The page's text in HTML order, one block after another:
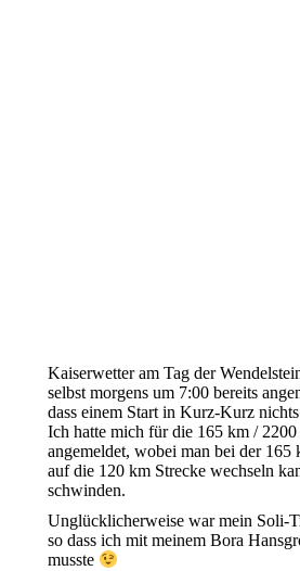
Kaiserwetter am Tag der
selbst morgens um 7:00 bereits
dass einem Start in Kurz-Kurz
Ich hatte mich für die 165 km / 2200
angemeldet, wobei man bei der 165
auf die 120 km Strecke wechseln
schwinden.
Unglücklicherweise war mein Soli-
so dass ich mit meinem Bora
musste